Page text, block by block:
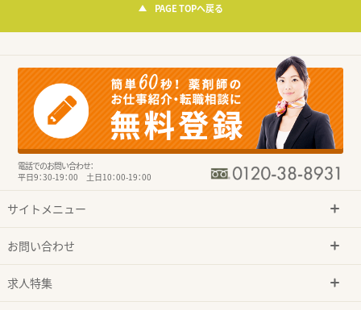
PAGE TOPへ戻る
電話でのお問い合わせ：
平日9：30-19：00 土日10：00-19：00
サイトメニュー
お問い合わせ
求人特集